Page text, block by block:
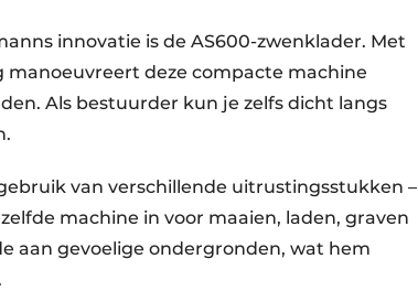
innovatie is de AS600-zwenklader. Met
deze compacte machine
Als bestuurder kun je zelfs dicht langs
van verschillende uitrustingsstukken –
machine in voor maaien, laden, graven
aan gevoelige ondergronden, wat hem